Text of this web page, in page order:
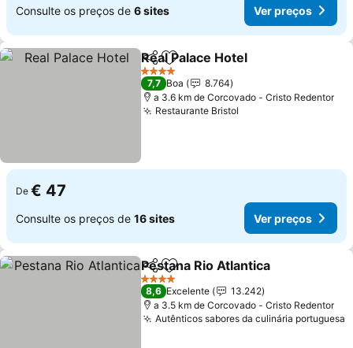
Consulte os preços de 6 sites Ver preços
PartilharAdicionar aos favoritos
Real Palace Hotel
4 Estrelas
7,7 Boa
8.764
a 3.6 km de Corcovado - Cristo Redentor
Restaurante Bristol
De € 47
Consulte os preços de 16 sites Ver preços
PartilharAdicionar aos favoritos
Pestana Rio Atlantica
4 Estrelas
8,6 Excelente
13.242
a 3.5 km de Corcovado - Cristo Redentor
Autênticos sabores da culinária portuguesa